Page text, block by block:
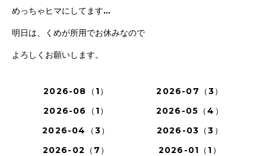
めっちゃヒマにしてます…
明日は、くめが所用でお休みなので
よろしくお願いします。
2026-08（1）
2026-07（3）
2026-06（1）
2026-05（4）
2026-04（3）
2026-03（3）
2026-02（7）
2026-01（1）